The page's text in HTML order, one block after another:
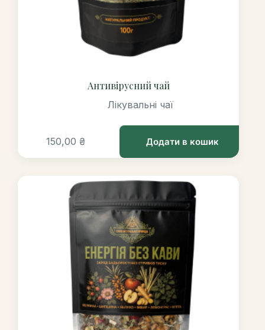
Антивірусний чай
Лікувальні чаї
150,00 ₴ Додати в кошик